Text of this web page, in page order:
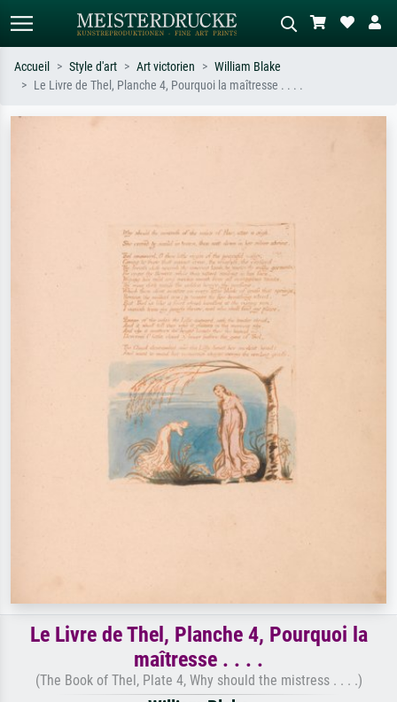
Accueil Style d'art Art victorien
William Blake
Le Livre de Thel, Planche 4, Pourquoi la maîtresse . . . .
Le Livre de Thel, Planche 4, Pourquoi la
maîtresse . . . .
(The Book of Thel, Plate 4, Why should the mistress . . . .)